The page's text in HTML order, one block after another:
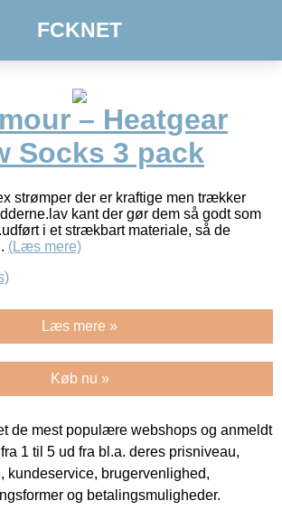
FCKNET
– Heatgear
Socks 3 pack
strømper der er kraftige men trækker
kant der gør dem så godt som
i et strækbart materiale, så de
(Læs mere)
Læs mere »
Køb nu »
de mest populære webshops og anmeldt
1 til 5 ud fra bl.a. deres prisniveau,
kundeservice, brugervenlighed,
og betalingsmuligheder.